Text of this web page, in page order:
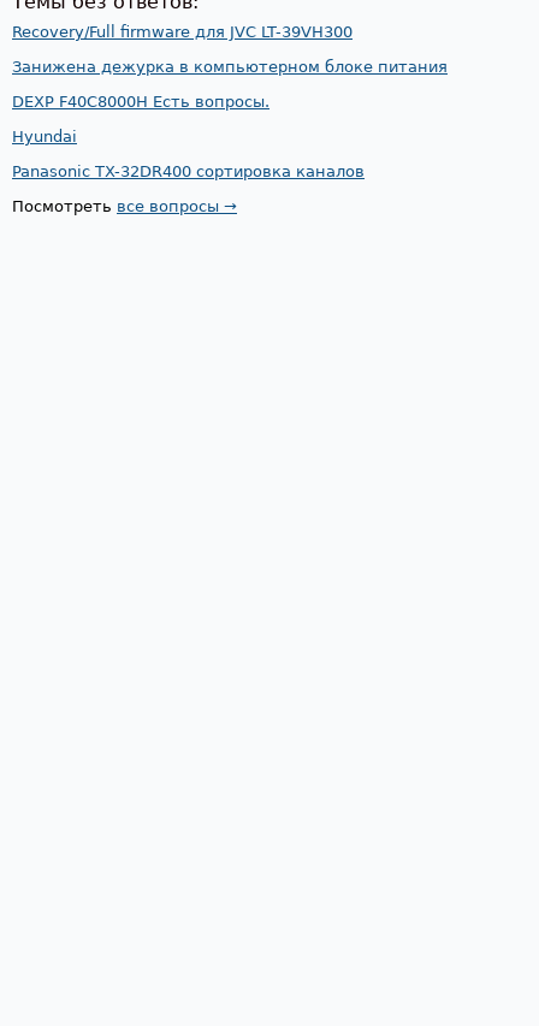
Recovery/Full firmware для JVC LT-39VH300
Занижена дежурка в компьютерном блоке питания
DEXP F40C8000H Есть вопросы.
Hyundai
Panasonic TX-32DR400 сортировка каналов
Посмотреть все вопросы →